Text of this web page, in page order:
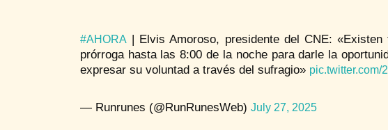
#AHORA| Elvis Amoroso, presidente del CNE:
prórroga hasta las 8:00 de la noche para darle la
expresar su voluntad a través del sufragio» pic.twitter.com/
— Runrunes (@RunRunesWeb) July 27, 2025